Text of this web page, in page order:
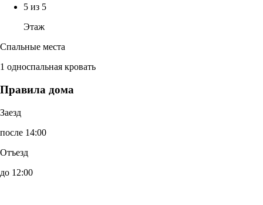
5 из 5
Этаж
Спальные места
1 односпальная кровать
Правила дома
Заезд
после 14:00
Отъезд
до 12:00